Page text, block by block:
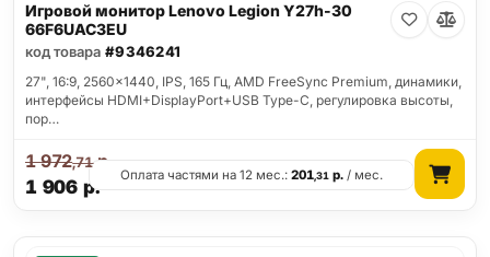
Игровой монитор Lenovo Legion Y27h-30
66F6UAC3EU
код товара #9346241
27", 16:9, 2560x1440, IPS, 165 Гц, AMD FreeSync Premium, динамики,
интерфейсы HDMI+DisplayPort+USB Type-C, регулировка высоты,
пор…
1 906 р.
1 972,71р.
Оплата частями на 12 мес.:201,31 р. / мес.